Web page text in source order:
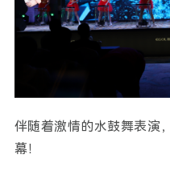
伴随着激情的水鼓舞表演
幕！